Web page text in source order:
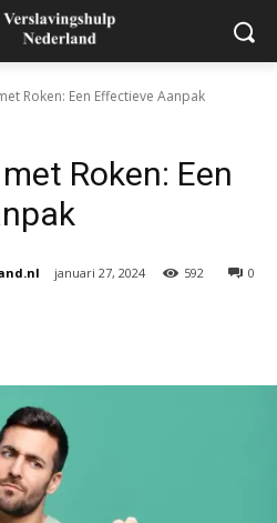
Roken: Een Effectieve Aanpak
Roken: Een
januari 27, 2024 0
592